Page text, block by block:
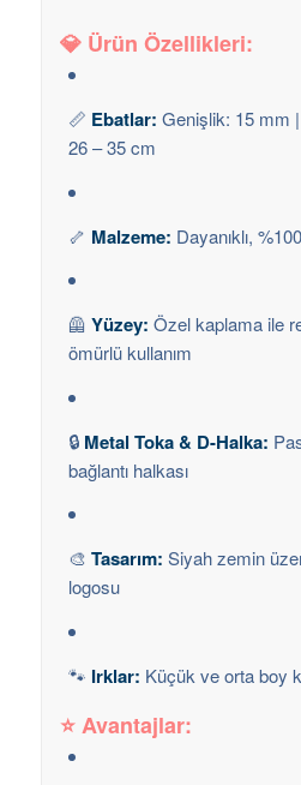
💎 Ürün Özellikleri:
📏 Ebatlar: Genişlik: 15 mm
26 – 35 cm
🦴 Malzeme: Dayanıklı,
🦺 Yüzey: Özel kaplama ile
ömürlü kullanım
🔒 Metal Toka & D-Halka:
bağlantı halkası
🎨 Tasarım: Siyah zemin
logosu
🐾 Irklar: Küçük ve orta boy
⭐Avantajlar: